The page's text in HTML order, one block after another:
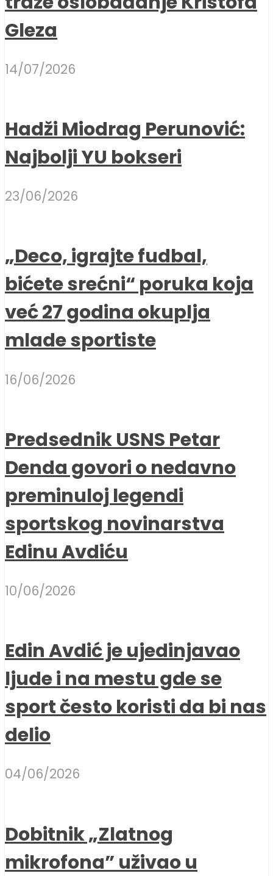
Gleza
14/07/2026
Hadži Miodrag Perunović:
Najbolji YU bokseri
23/06/2026
„Deco, igrajte fudbal,
bićete srećni“ poruka koja
već 27 godina okuplja
mlade sportiste
16/06/2026
Predsednik USNS Petar
Denda govori o nedavno
preminuloj legendi
sportskog novinarstva
Edinu Avdiću
10/06/2026
Edin Avdić je ujedinjavao
ljude i na mestu gde se
sport često koristi da bi nas
delio
04/06/2026
Dobitnik „Zlatnog
mikrofona” uživao u